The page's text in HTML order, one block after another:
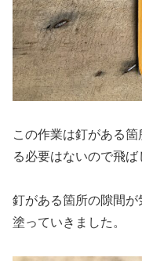
この作業は釘がある
る必要はないので飛ば
釘がある箇所の隙間
塗っていきました。